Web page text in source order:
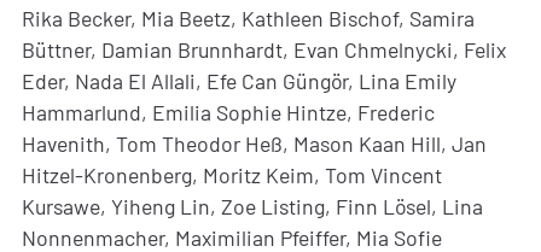
Rika Becker, Mia Beetz, Kathleen Bischof, Samira
Büttner, Damian Brunnhardt, Evan Chmelnycki, Felix
Eder, Nada El Allali, Efe Can Güngör, Lina Emily
Hammarlund, Emilia Sophie Hintze, Frederic
Havenith, Tom Theodor Heß, Mason Kaan Hill, Jan
Hitzel-Kronenberg, Moritz Keim, Tom Vincent
Kursawe, Yiheng Lin, Zoe Listing, Finn Lösel, Lina
Nonnenmacher, Maximilian Pfeiffer, Mia Sofie